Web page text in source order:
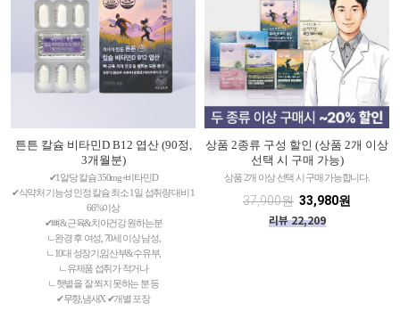
튼튼 칼슘 비타민D B12 엽산 (90정,
3개월분)
✔1알당 칼슘 350mg+비타민D
✔식약처 기능성 인정 칼슘 최소 1일 섭취량 대비 1
66%이상
✔뼈&근육&치아건강 원하는분
ㄴ완경 후 여성, 70세 이상 남성,
ㄴ10대 성장기,임산부&수유부,
ㄴ유제품 섭취가 적거나
ㄴ햇볕을 잘 쬐지 못하는 분 등
✔무향,냄새X ✔개별 포장
상품 2종류 구성 할인 (상품 2개 이상
선택 시 구매 가능)
상품 2개 이상 선택 시 구매 가능합니다.
37,900원 33,980원
리뷰 22,209